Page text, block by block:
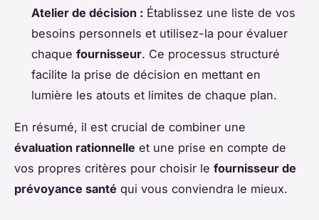
Atelier de décision : Établissez une liste de vos
besoins personnels et utilisez-la pour évaluer
chaque fournisseur. Ce processus structuré
facilite la prise de décision en mettant en
lumière les atouts et limites de chaque plan.
En résumé, il est crucial de combiner une
évaluation rationnelle et une prise en compte de
vos propres critères pour choisir le fournisseur de
prévoyance santé qui vous conviendra le mieux.